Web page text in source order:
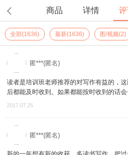
商品 详情
首页 分类 值得买
全部(1636) 最新(1636) 图/视频(2)
匿***(匿名)
读者是培训班老师推荐的对写作有益的，
后都能及时收到。如果都能按时收到的话会
2017.07.25
匿***(匿名)